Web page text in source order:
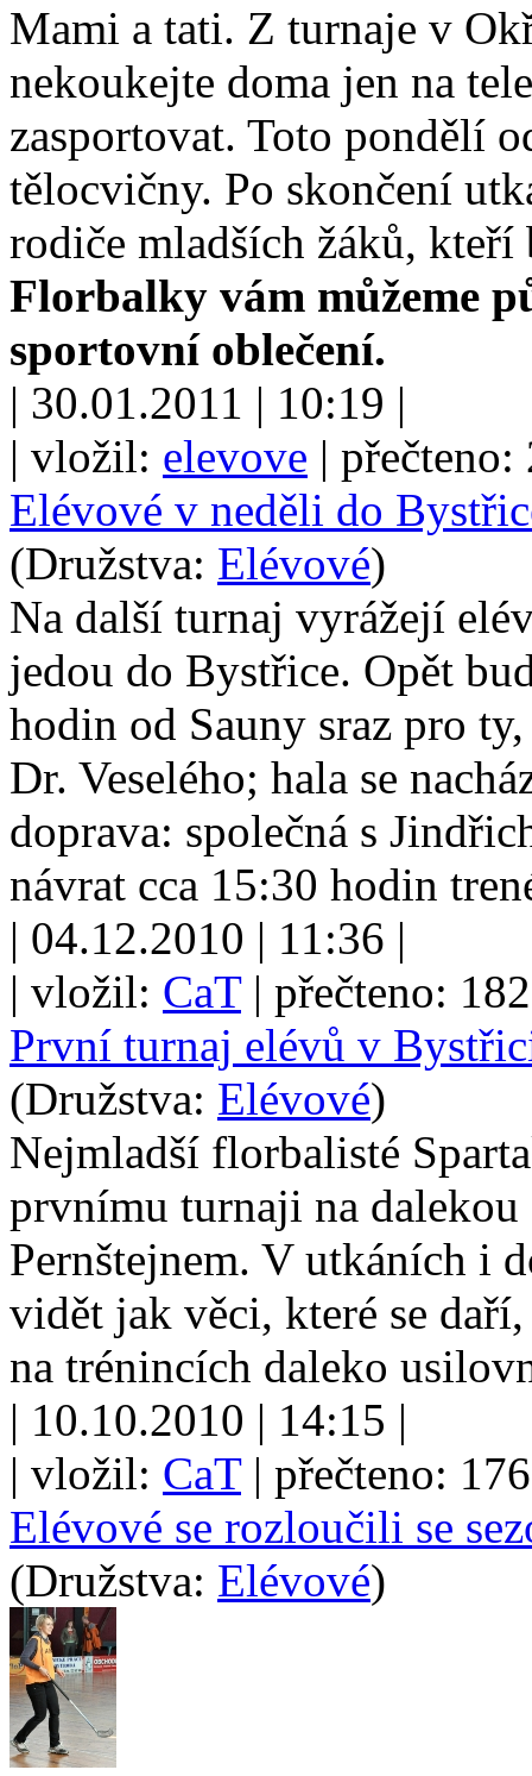
Mami a tati. Z turnaje v
nekoukejte doma jen na
zasportovat. Toto pondělí
tělocvičny. Po skončení
rodiče mladších žáků,
Florbalky vám můžeme
sportovní oblečení.
| 30.01.2011 | 10:19 |
| vložil: elevove |
Elévové v neděli do
(Družstva: Elévové)
Na další turnaj vyrážejí
jedou do Bystřice. Opět
hodin od Sauny sraz pro
Dr. Veselého; hala se
doprava: společná s
návrat cca 15:30 hodin
| 04.12.2010 | 11:36 |
| vložil: CaT| přečteno:
První turnaj elévů v
(Družstva: Elévové)
Nejmladší florbalisté
prvnímu turnaji na dalekou
Pernštejnem. V utkáních i
vidět jak věci, které se
na trénincích daleko
| 10.10.2010 | 14:15 |
| vložil: CaT| přečteno:
Elévové se rozloučili se
(Družstva: Elévové)